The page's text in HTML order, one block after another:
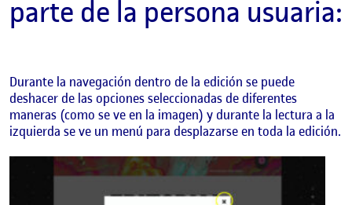
parte de la persona usuaria:
Durante la navegación dentro de la edición se puede
deshacer de las opciones seleccionadas de diferentes
maneras (como se ve en la imagen) y durante la lectura a la
izquierda se ve un menú para desplazarse en toda la edición.